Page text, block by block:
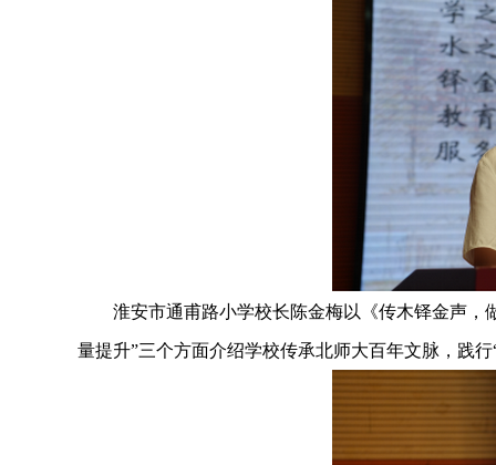
淮安市通甫路小学校长陈金梅以《传木铎金声，做
量提升”三个方面介绍学校传承北师大百年文脉，践